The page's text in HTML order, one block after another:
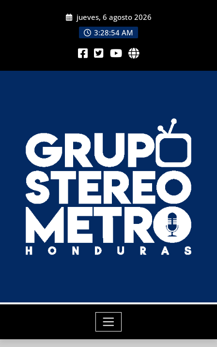
jueves, 6 agosto 2026
3:28:55 AM